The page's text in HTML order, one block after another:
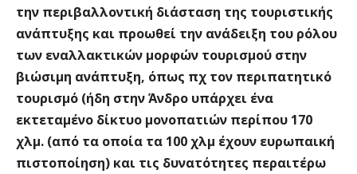
την περιβαλλοντική διάσταση της τουριστικής
ανάπτυξης και προωθεί την ανάδειξη του ρόλου
των εναλλακτικών μορφών τουρισμού στην
βιώσιμη ανάπτυξη, όπως πχ τον περιπατητικό
τουρισμό (ήδη στην Άνδρο υπάρχει ένα
εκτεταμένο δίκτυο μονοπατιών περίπου 170
χλμ. (από τα οποία τα 100 χλμ έχουν ευρωπαική
πιστοποίηση) και τις δυνατότητες περαιτέρω